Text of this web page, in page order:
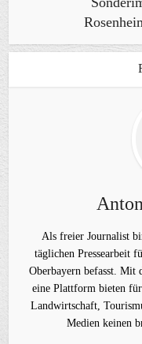
Als freier Journalist
täglichen Pressearbeit
Oberbayern befasst. Mit
eine Plattform bieten
Landwirtschaft,
Medien keinen